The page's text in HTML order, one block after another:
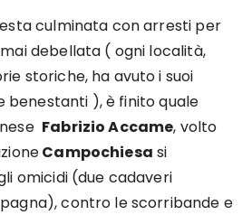
culminata con arresti per
debellata ( ogni località,
storiche, ha avuto i suoi
benestanti ), è finito quale
Fabrizio Accame, volto
Campochiesa si
omicidi (due cadaveri
contro le scorribande e